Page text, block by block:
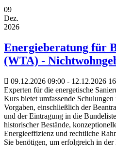
09
Dez.
2026
Energieberatung für
(WTA) -
09.12.2026 09:00 - 12.12.2026
Experten für die energetische
Kurs bietet umfassende
Vorgaben, einschließlich der
und der Eintragung in die
historischer Bestände,
Energieeffizienz und rechtliche
Sie benötigen, um erfolgreich in